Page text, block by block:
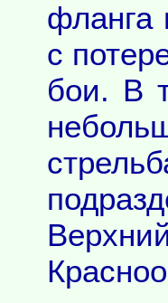
фланга
с
бои. В